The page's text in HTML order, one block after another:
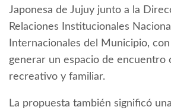
Japonesa de Jujuy junto a la
Relaciones Institucionales
Internacionales del Municipio,
generar un espacio de encuentro
recreativo y familiar.
La propuesta también significó